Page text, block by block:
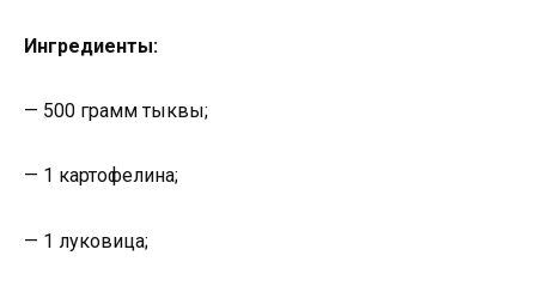
Ингредиенты:
— 500 грамм тыквы;
— 1 картофелина;
— 1 луковица;